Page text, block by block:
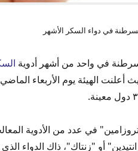
في دواء السكر الأشهر
مسرطنة في واحد من أشهر أدوية
الهيئة يوم الأربعاء
في عدد من الأدوية
أو "زنتاك"، ذاك الدواء